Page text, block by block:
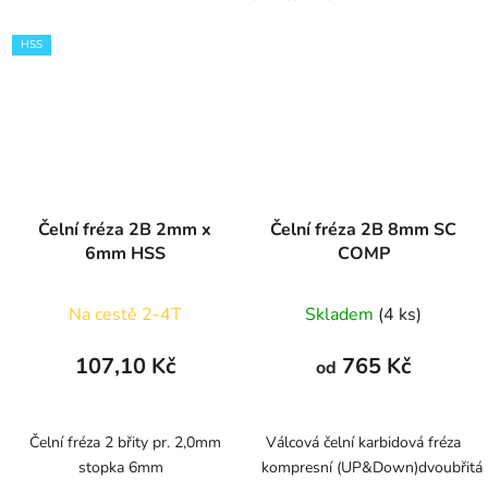
HSS
Čelní fréza 2B 2mm x
6mm HSS
Na cestě 2-4T
107,10 Kč
Čelní fréza 2 břity pr. 2,0mm
stopka 6mm
Čelní fréza 2B 8mm SC
COMP
Skladem (4 ks)
od 765 Kč
Válcová čelní karbidová fréza
kompresní (UP&Down)dvoubřitá